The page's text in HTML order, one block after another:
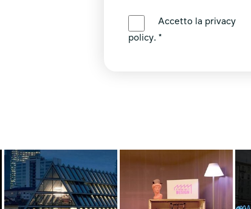
Accetto la privacy
policy. *